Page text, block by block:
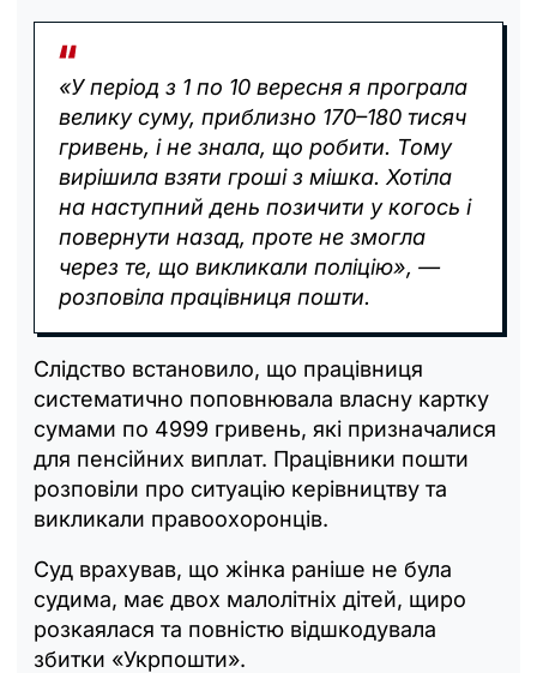
«У період з 1 по 10 вересня я програла
велику суму, приблизно 170–180 тисяч
гривень, і не знала, що робити. Тому
вирішила взяти гроші з мішка. Хотіла
на наступний день позичити у когось і
повернути назад, проте не змогла
через те, що викликали поліцію», —
розповіла працівниця пошти.
Слідство встановило, що працівниця
систематично поповнювала власну картку
сумами по 4999 гривень, які призначалися
для пенсійних виплат. Працівники пошти
розповіли про ситуацію керівництву та
викликали правоохоронців.
Суд врахував, що жінка раніше не була
судима, має двох малолітніх дітей, щиро
розкаялася та повністю відшкодувала
збитки «Укрпошти».